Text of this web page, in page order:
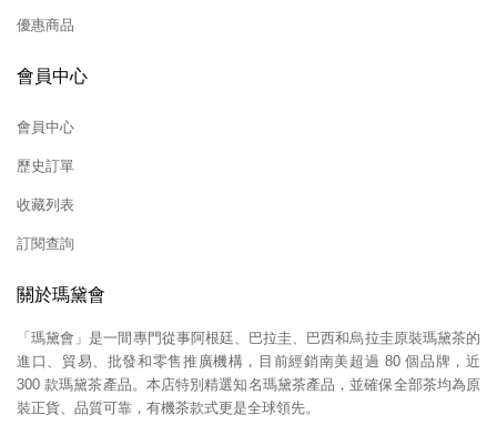
優惠商品
會員中心
會員中心
歷史訂單
收藏列表
訂閱查詢
關於瑪黛會
「瑪黛會」是一間專門從事阿根廷、巴拉圭、巴西和烏拉圭原裝瑪黛茶的
進口、貿易、批發和零售推廣機構，目前經銷南美超過 80 個品牌，近
300 款瑪黛茶產品。本店特別精選知名瑪黛茶產品，並確保全部茶均為原
裝正貨、品質可靠，有機茶款式更是全球領先。